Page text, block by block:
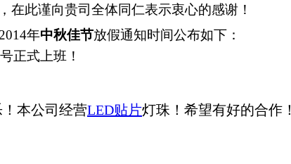
此谨向贵司全体同仁表示衷心的感谢！
2014年中秋佳节放假通知时间公布如下：
正式上班！
本公司经营LED贴片灯珠！希望有好的合作！